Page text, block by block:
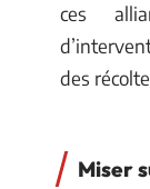
ces
des
Miser